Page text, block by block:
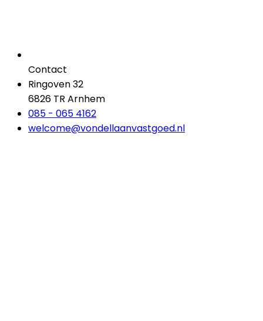
Contact
Ringoven 32
6826 TR Arnhem
085 - 065 4162
welcome@vondellaanvastgoed.nl